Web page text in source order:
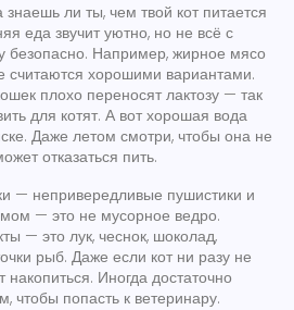
ли ты, чем твой кот питается
еда звучит уютно, но не всё с
безопасно. Например, жирное мясо
считаются хорошими вариантами.
плохо переносят лактозу — так
для котят. А вот хорошая вода
Даже летом смотри, чтобы она не
отказаться пить.
— непривередливые пушистики и
— это не мусорное ведро.
— это лук, чеснок, шоколад,
рыб. Даже если кот ни разу не
Иногда достаточно
чтобы попасть к ветеринару.